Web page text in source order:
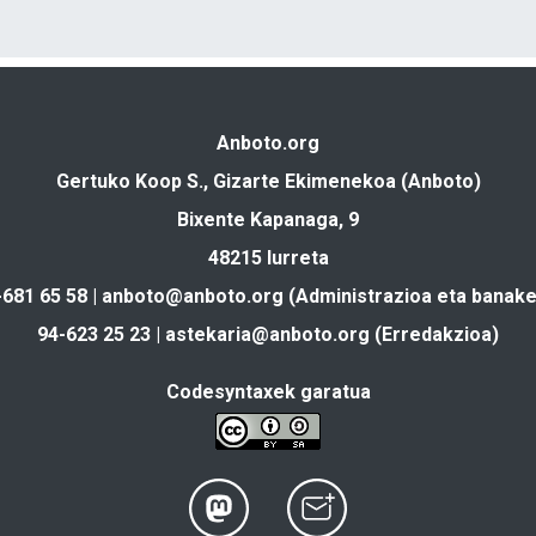
Anboto.org
Gertuko Koop S., Gizarte Ekimenekoa (Anboto)
Bixente Kapanaga, 9
48215 Iurreta
65 58 | anboto@anboto.org (Administrazioa eta
94-623 25 23 | astekaria@anboto.org (Erredakzioa)
Codesyntaxek garatua